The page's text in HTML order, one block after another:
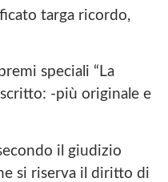
targa ricordo,
speciali “La
-più originale e
il giudizio
si riserva il diritto di